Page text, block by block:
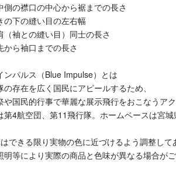
側の襟口の中心から裾までの長さ
の下の縫い目の左右幅
（袖との縫い目）同士の長さ
から袖口までの長さ
パルス（Blue Impulse）とは
の存在を広く国民にアピールするため、
や国民的行事で華麗な展示飛行をおこなうアク
第4航空団、第11飛行隊。ホームベースは宮城
できる限り実物の色に近づけるよう調整して
明等により実際の商品と色味が異なる場合がご